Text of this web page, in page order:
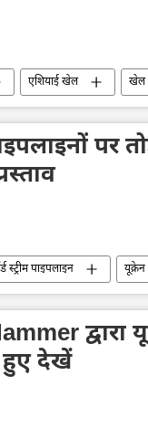
एशियाई खेल खेल
पर
स्ट्रीम पाइपलाइन यूक्रेन
रूसी विदेश
द्वारा
हुए देखें